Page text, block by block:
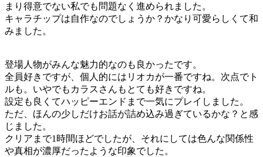
まり得意でない私でも問題なく進められました。
キャラチップは自作なのでしょうか？かなり可愛らしくて和
みました。
登場人物がみんな魅力的なのも良かったです。
全員好きですが、個人的にはリオカが一番ですね。次点でト
ルも。いやでもカラスさんもとても好きですね。
設定も良くてハッピーエンドまで一気にプレイしました。
ただ、ほんの少しだけお話が詰め込み過ぎているかな？と感
じました。
クリアまで1時間ほどでしたが、それにしては色んな関係性
や真相が濃厚だったような印象でした。